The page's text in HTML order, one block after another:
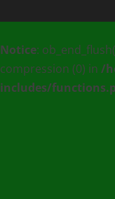
Notice:
compression (0) in /
includes/